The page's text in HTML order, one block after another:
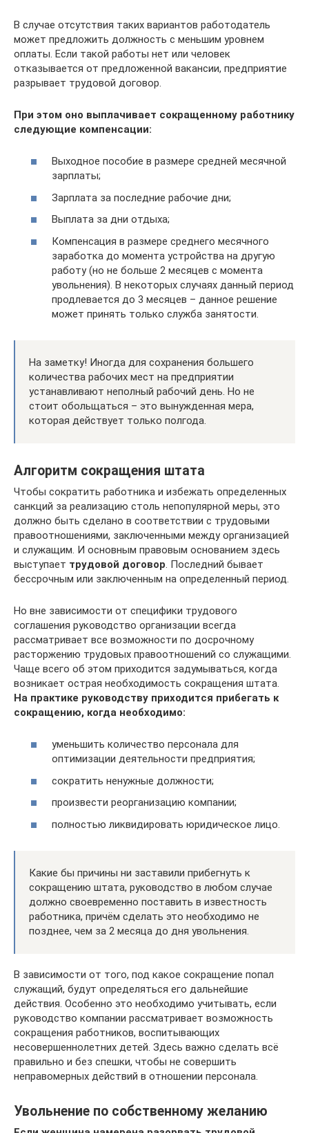
В случае отсутствия таких вариантов работодатель
может предложить должность с меньшим уровнем
оплаты. Если такой работы нет или человек
отказывается от предложенной вакансии, предприятие
разрывает трудовой договор.
При этом оно выплачивает сокращенному работнику
следующие компенсации:
Выходное пособие в размере средней месячной
зарплаты;
Зарплата за последние рабочие дни;
Выплата за дни отдыха;
Компенсация в размере среднего месячного
заработка до момента устройства на другую
работу (но не больше 2 месяцев с момента
увольнения). В некоторых случаях данный период
продлевается до 3 месяцев – данное решение
может принять только служба занятости.
На заметку! Иногда для сохранения большего
количества рабочих мест на предприятии
устанавливают неполный рабочий день. Но не
стоит обольщаться – это вынужденная мера,
которая действует только полгода.
Алгоритм сокращения штата
Чтобы сократить работника и избежать определенных
санкций за реализацию столь непопулярной меры, это
должно быть сделано в соответствии с трудовыми
правоотношениями, заключенными между организацией
и служащим. И основным правовым основанием здесь
выступает трудовой договор. Последний бывает
бессрочным или заключенным на определенный период.
Но вне зависимости от специфики трудового
соглашения руководство организации всегда
рассматривает все возможности по досрочному
расторжению трудовых правоотношений со служащими.
Чаще всего об этом приходится задумываться, когда
возникает острая необходимость сокращения штата.
На практике руководству приходится прибегать к
сокращению, когда необходимо:
уменьшить количество персонала для
оптимизации деятельности предприятия;
сократить ненужные должности;
произвести реорганизацию компании;
полностью ликвидировать юридическое лицо.
Какие бы причины ни заставили прибегнуть к
сокращению штата, руководство в любом случае
должно своевременно поставить в известность
работника, причём сделать это необходимо не
позднее, чем за 2 месяца до дня увольнения.
В зависимости от того, под какое сокращение попал
служащий, будут определяться его дальнейшие
действия. Особенно это необходимо учитывать, если
руководство компании рассматривает возможность
сокращения работников, воспитывающих
несовершеннолетних детей. Здесь важно сделать всё
правильно и без спешки, чтобы не совершить
неправомерных действий в отношении персонала.
Увольнение по собственному желанию